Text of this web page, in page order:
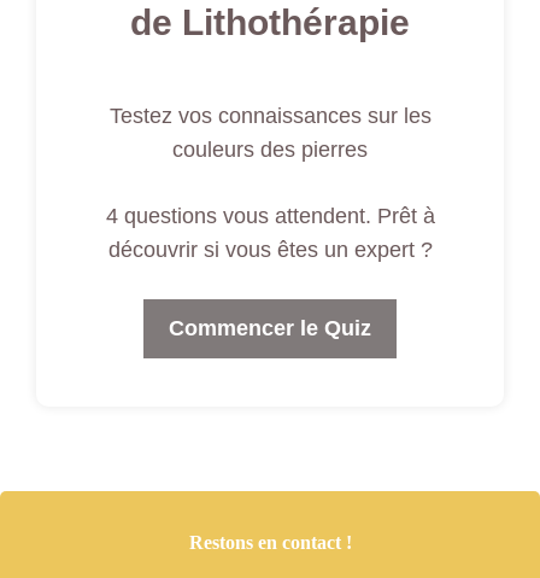
de Lithothérapie
Testez vos connaissances sur les
couleurs des pierres
4 questions vous attendent. Prêt à
découvrir si vous êtes un expert ?
Commencer le Quiz
Restons en contact !